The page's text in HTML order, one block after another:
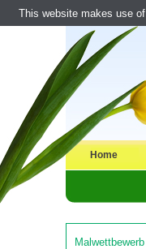
Home
This website makes use